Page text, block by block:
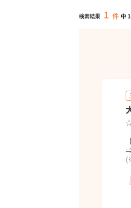
検索結果 1 件 中 1
⇒